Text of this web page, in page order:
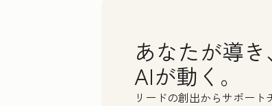
あなたが導き、
AIが動く。
リードの創出からサポー